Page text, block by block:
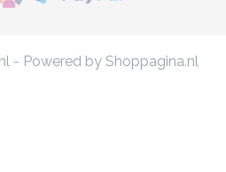
- Powered by Shoppagina.nl